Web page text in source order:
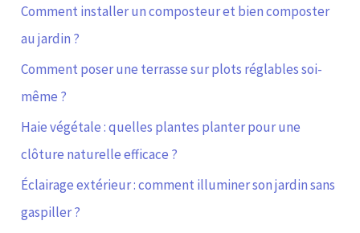
Comment installer un composteur et bien composter
au jardin ?
Comment poser une terrasse sur plots réglables soi-
même ?
Haie végétale : quelles plantes planter pour une
clôture naturelle efficace ?
Éclairage extérieur : comment illuminer son jardin sans
gaspiller ?